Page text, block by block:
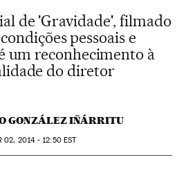
de 'Gravidade', filmado
pessoais e
um reconhecimento à
do diretor
GONZÁLEZ IÑÁRRITU
02, 2014 - 12:50EST
Twitter
Redes Sociales